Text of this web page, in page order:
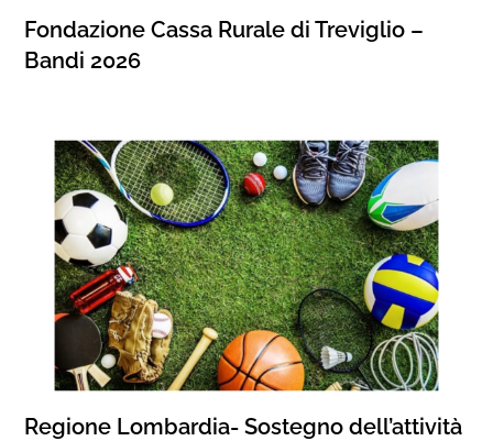
Fondazione Cassa Rurale di Treviglio –
Bandi 2026
Regione Lombardia- Sostegno dell’attività